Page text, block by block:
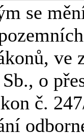
se
ve
o
č.